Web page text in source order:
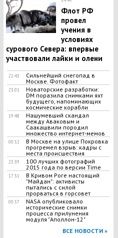
Флот РФ
провел
учения в
условиях
сурового Севера: впервые
участвовали лайки и олени
22:43
Сильнейший снегопад в
Москве. Фотофакт
23:01
Новаторские разработки:
DM поразила снимками яхт
будущего, напоминающих
космические корабли
19:48
Нашумевший скандал
между Аваковым и
Саакашвили породил
множество интернет-мемов
00:52
В Москве на улице Покровка
прогремел взрыв: кадры с
места происшествия
23:39
100 лучших фотографий
2015 года по версии Time
17:31
В Кривом Роге настоящий
"Майдан": активисты
пытались с силой
прорваться в горсовет
00:57
NASA опубликовало
исторические снимки
процесса прилунения
модуля "Аполлон-12"
ВСЕ НОВОСТИ »